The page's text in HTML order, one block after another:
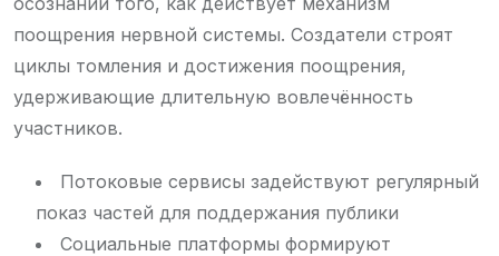
поощрения нервной системы. Создатели строят
циклы томления и достижения поощрения,
удерживающие длительную вовлечённость
участников.
Потоковые сервисы задействуют регулярный
показ частей для поддержания публики
Социальные платформы формируют